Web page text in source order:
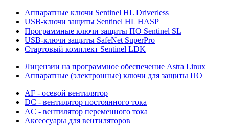
Аппаратные ключи Sentinel HL Driverless
USB-ключи защиты Sentinel HL HASP
Программные ключи защиты ПО Sentinel SL
USB-ключи защиты SafeNet SuperPro
Стартовый комплект Sentinel LDK
Лицензии на программное обеспечение Astra Linux
Аппаратные (электронные) ключи для защиты ПО
AF - осевой вентилятор
DC - вентилятор постоянного тока
AC - вентилятор переменного тока
Аксессуары для вентиляторов